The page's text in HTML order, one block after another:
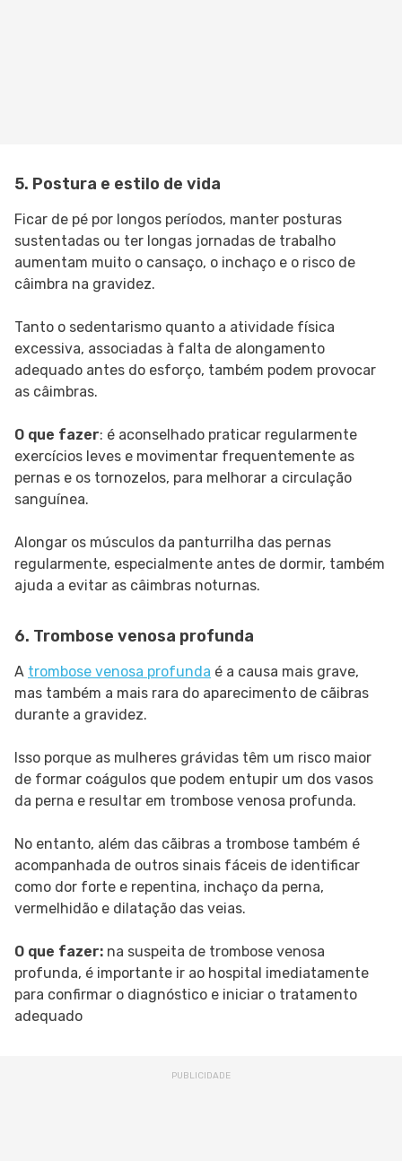
5. Postura e estilo de vida
Ficar de pé por longos períodos, manter posturas
sustentadas ou ter longas jornadas de trabalho
aumentam muito o cansaço, o inchaço e o risco de
câimbra na gravidez.
Tanto o sedentarismo quanto a atividade física
excessiva, associadas à falta de alongamento
adequado antes do esforço, também podem provocar
as câimbras.
O que fazer: é aconselhado praticar regularmente
exercícios leves e movimentar frequentemente as
pernas e os tornozelos, para melhorar a circulação
sanguínea.
Alongar os músculos da panturrilha das pernas
regularmente, especialmente antes de dormir, também
ajuda a evitar as câimbras noturnas.
6. Trombose venosa profunda
A trombose venosa profunda é a causa mais grave,
mas também a mais rara do aparecimento de cãibras
durante a gravidez.
Isso porque as mulheres grávidas têm um risco maior
de formar coágulos que podem entupir um dos vasos
da perna e resultar em trombose venosa profunda.
No entanto, além das cãibras a trombose também é
acompanhada de outros sinais fáceis de identificar
como dor forte e repentina, inchaço da perna,
vermelhidão e dilatação das veias.
O que fazer: na suspeita de trombose venosa
profunda, é importante ir ao hospital imediatamente
para confirmar o diagnóstico e iniciar o tratamento
adequado